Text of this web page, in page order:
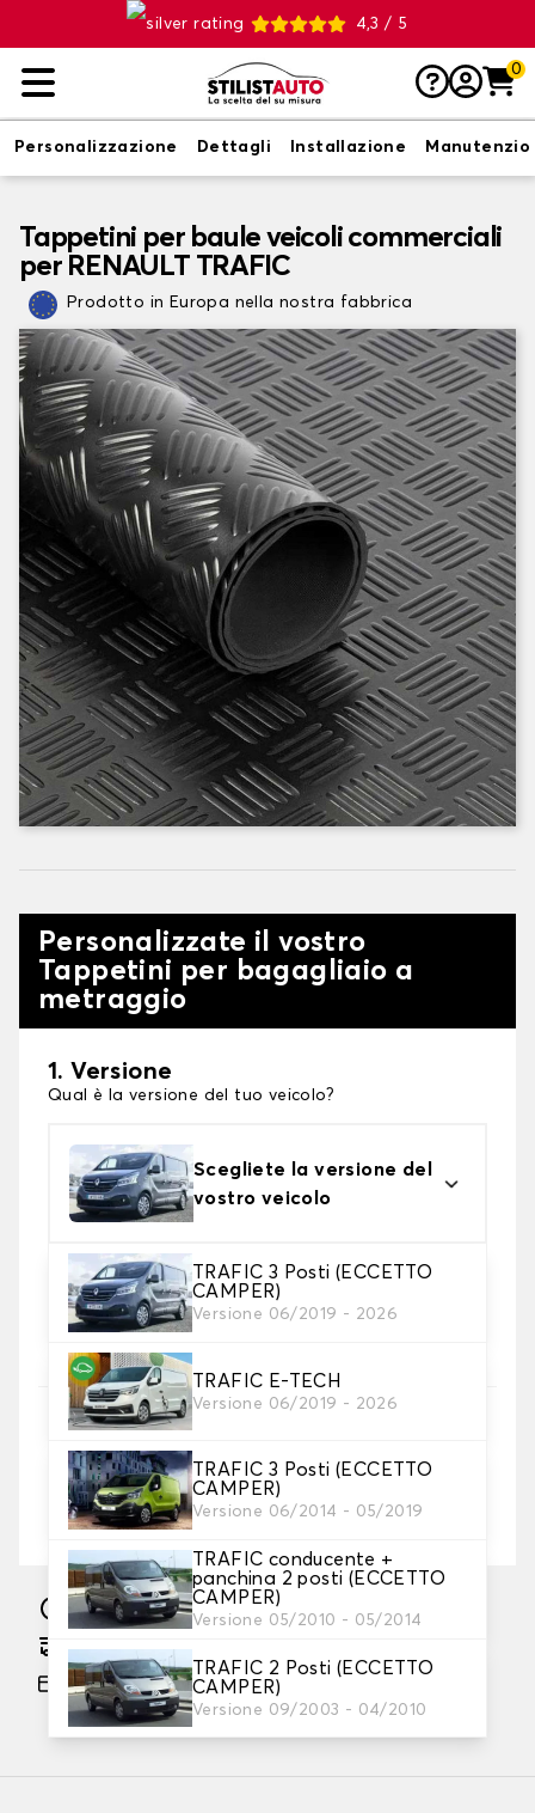
4,3 / 5
0
Personalizzazione Dettagli Installazione
Tappetini per baule veicoli commerciali
per RENAULT TRAFIC
Prodotto in Europa nella nostra fabbrica
Personalizzate il vostro
Tappetini per bagagliaio a
metraggio
1. Versione
Qual è la versione del tuo veicolo?
Scegliete la versione del
vostro veicolo
TRAFIC 3 Posti (ECCETTO
CAMPER)
Versione 06/2019 - 2026
TRAFIC E-TECH
Versione 06/2019 - 2026
TRAFIC 3 Posti (ECCETTO
CAMPER)
Versione 06/2014 - 05/2019
TRAFIC conducente +
panchina 2 posti (ECCETTO
CAMPER)
Versione 05/2010 - 05/2014
TRAFIC 2 Posti (ECCETTO
CAMPER)
Versione 09/2003 - 04/2010
2. Colori dei tappetini
Scegli il materiale del tappetino baule.
3. Lunghezza
Metri (larghezza fissa: 1,5 metri)
Fabbricazione sotto 10 giorni lavorativi
Pagamento in 3x gratuito, a partire da 60 euro
di acquisto.